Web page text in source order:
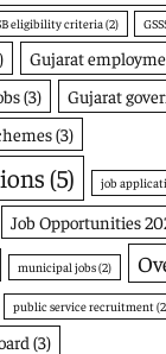
eligibility criteria(2)
Gujarat
(3) Gujarat
(3)
(5) job
Job Opportunities
municipal jobs(2)
public service recruitment
(3)